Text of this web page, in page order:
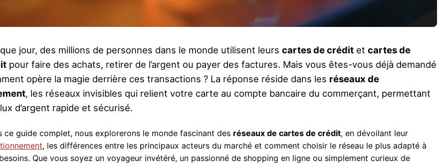
jour, des millions de personnes dans le monde utilisent leurscartes de crédit etcartes de
pour faire des achats, retirer de l’argent ou payer des factures. Mais vous êtes-vous déjà demandé
opère la magie derrière ces transactions ? La réponse réside dans les réseaux de
, les réseaux invisibles qui relient votre carte au compte bancaire du commerçant, permettant
d’argent rapide et sécurisé.
ce guide complet, nous explorerons le monde fascinant des réseaux de cartes de crédit, en dévoilant leur
, les différences entre les principaux acteurs du marché et comment choisir le réseau le plus adapté à
Que vous soyez un voyageur invétéré, un passionné de shopping en ligne ou simplement curieux de